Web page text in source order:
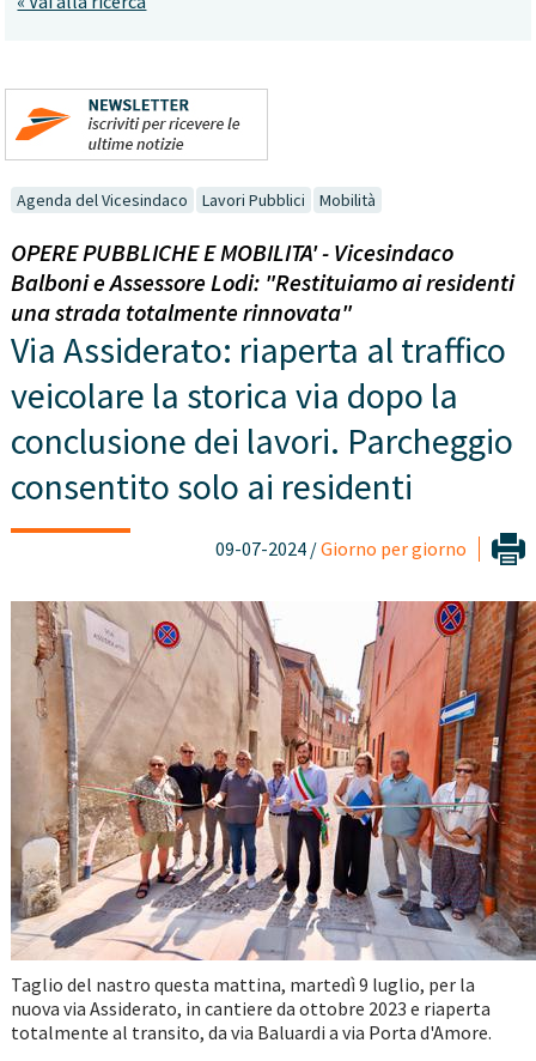
Agenda del Vicesindaco Lavori Pubblici Mobilità
OPERE PUBBLICHE E MOBILITA' - Vicesindaco
Balboni e Assessore Lodi: "Restituiamo ai residenti
una strada totalmente rinnovata"
Via Assiderato: riaperta al traffico
veicolare la storica via dopo la
conclusione dei lavori. Parcheggio
consentito solo ai residenti
09-07-2024 /Giorno per giorno
Taglio del nastro questa mattina, martedì 9 luglio, per la
nuova via Assiderato, in cantiere da ottobre 2023 e riaperta
totalmente al transito, da via Baluardi a via Porta d'Amore.